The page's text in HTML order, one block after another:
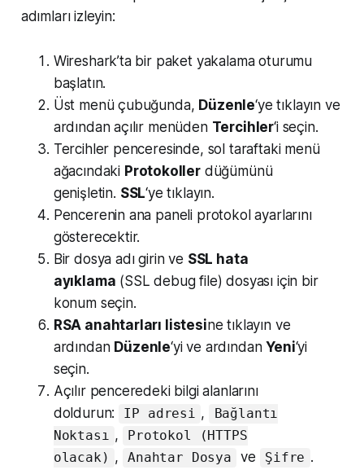
adımları izleyin:
Wireshark’ta bir paket yakalama oturumu
başlatın.
Üst menü çubuğunda, Düzenle‘ye tıklayın ve
ardından açılır menüden Tercihler‘i seçin.
Tercihler penceresinde, sol taraftaki menü
ağacındaki Protokollerdüğümünü
genişletin. SSL‘ye tıklayın.
Pencerenin ana paneli protokol ayarlarını
gösterecektir.
Bir dosya adı girin ve SSL hata
ayıklama (SSL debug file) dosyası için bir
konum seçin.
RSA anahtarları listesine tıklayın ve
ardından Düzenle‘yi ve ardındanYeni‘yi
seçin.
Açılır penceredeki bilgi alanlarını
doldurun:
IP adresi ,
Bağlantı
Noktası ,
Protokol (HTTPS
olacak) , Anahtar Dosya ve Şifre .